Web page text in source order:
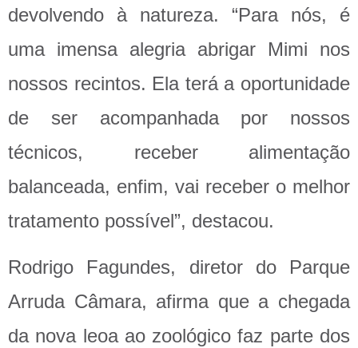
devolvendo à natureza. “Para nós, é
uma imensa alegria abrigar Mimi nos
nossos recintos. Ela terá a oportunidade
de ser acompanhada por nossos
técnicos, receber alimentação
balanceada, enfim, vai receber o melhor
tratamento possível”, destacou.
Rodrigo Fagundes, diretor do Parque
Arruda Câmara, afirma que a chegada
da nova leoa ao zoológico faz parte dos